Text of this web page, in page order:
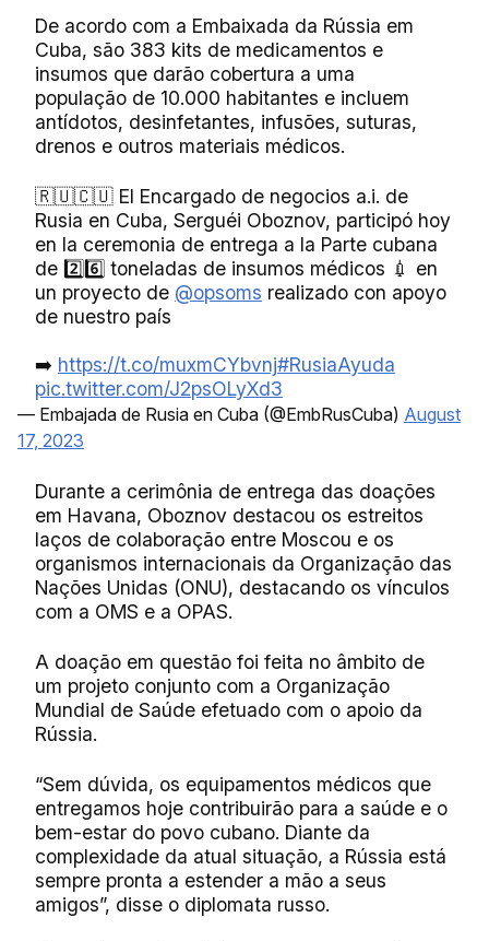
De acordo com a Embaixada da Rússia em
Cuba, são 383 kits de medicamentos e
insumos que darão cobertura a uma
população de 10.000 habitantes e incluem
antídotos, desinfetantes, infusões, suturas,
drenos e outros materiais médicos.
🇷🇺🇨🇺 El Encargado de negocios a.i. de
Rusia en Cuba, Serguéi Oboznov, participó hoy
en la ceremonia de entrega a la Parte cubana
de 2️⃣6️⃣ toneladas de insumos médicos 💉 en
un proyecto de @opsoms realizado con apoyo
de nuestro país
➡️ https://t.co/muxmCYbvnj#RusiaAyuda
pic.twitter.com/J2psOLyXd3
— Embajada de Rusia en Cuba (@EmbRusCuba) August
17, 2023
Durante a cerimônia de entrega das doações
em Havana, Oboznov destacou os estreitos
laços de colaboração entre Moscou e os
organismos internacionais da Organização das
Nações Unidas (ONU), destacando os vínculos
com a OMS e a OPAS.
A doação em questão foi feita no âmbito de
um projeto conjunto com a Organização
Mundial de Saúde efetuado com o apoio da
Rússia.
“Sem dúvida, os equipamentos médicos que
entregamos hoje contribuirão para a saúde e o
bem-estar do povo cubano. Diante da
complexidade da atual situação, a Rússia está
sempre pronta a estender a mão a seus
amigos”, disse o diplomata russo.